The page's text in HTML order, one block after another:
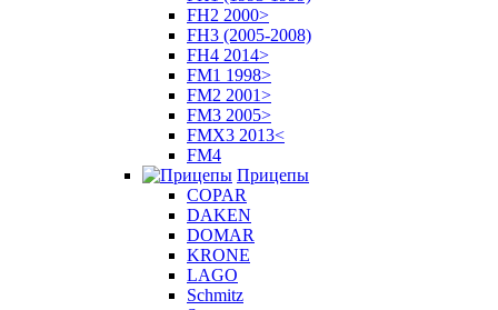
FH2 2000>
FH3 (2005-2008)
FH4 2014>
FM1 1998>
FM2 2001>
FM3 2005>
FMX3 2013<
FM4
Прицепы
COPAR
DAKEN
DOMAR
KRONE
LAGO
Schmitz